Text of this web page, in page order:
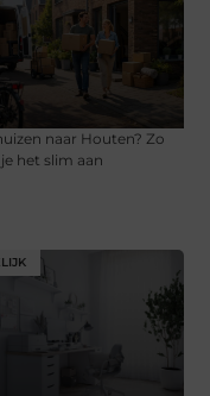
naar Houten? Zo
het slim aan